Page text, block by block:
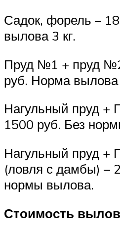
Садок, форель –
вылова 3 кг.
Пруд №1 + пруд
руб. Норма вылова
Нагульный пруд +
1500 руб. Без
Нагульный пруд +
(ловля с дамбы) –
нормы вылова.
Стоимость